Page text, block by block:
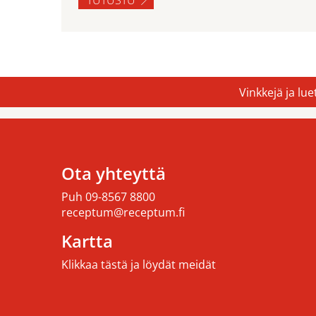
Vinkkejä ja
Ota yhteyttä
Puh 09-8567 8800
receptum@receptum.fi
Kartta
Klikkaa tästä ja löydät meidät